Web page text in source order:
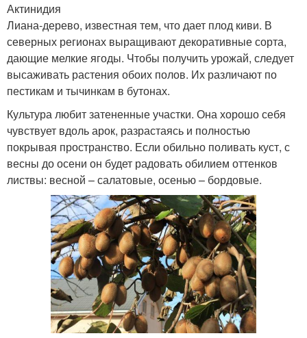
Актинидия
Лиана-дерево, известная тем, что дает плод киви. В
северных регионах выращивают декоративные сорта,
дающие мелкие ягоды. Чтобы получить урожай, следует
высаживать растения обоих полов. Их различают по
пестикам и тычинкам в бутонах.
Культура любит затененные участки. Она хорошо себя
чувствует вдоль арок, разрастаясь и полностью
покрывая пространство. Если обильно поливать куст, с
весны до осени он будет радовать обилием оттенков
листвы: весной – салатовые, осенью – бордовые.